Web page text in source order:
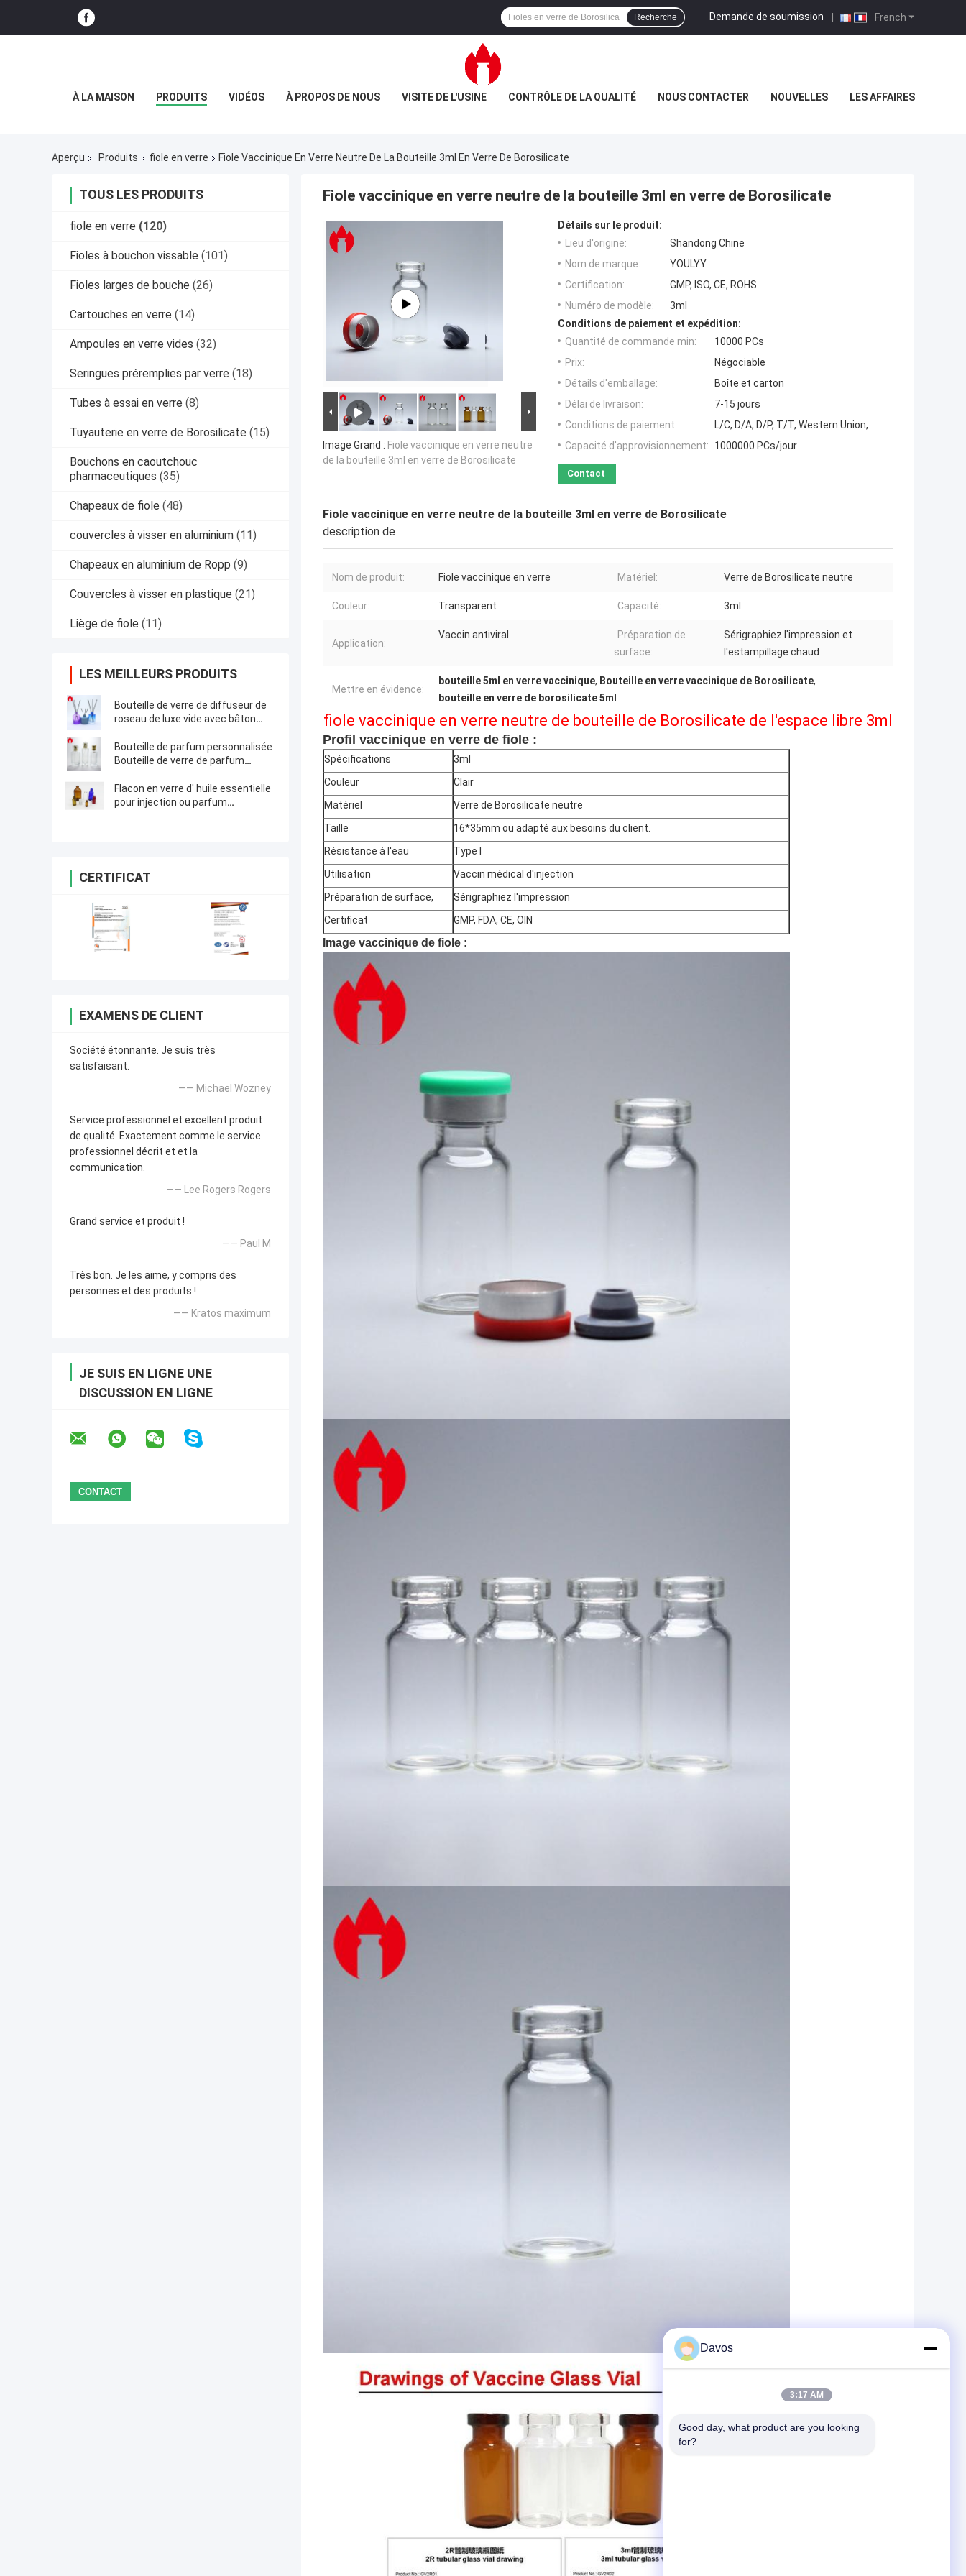
French
Demande de soumission |
Recherche
À LA MAISON PRODUITS VIDÉOS À PROPOS DE NOUS VISITE DE L'USINE CONTRÔLE DE LA QUALITÉ NOUS CONTACTER NOUVELLES LES AFFAIRES
Aperçu Produits fiole en verre Fiole Vaccinique En Verre Neutre De La Bouteille 3ml En Verre De Borosilicate
TOUS LES PRODUITS
fiole en verre (120)
Fioles à bouchon vissable (101)
Fioles larges de bouche (26)
Cartouches en verre (14)
Ampoules en verre vides (32)
Seringues préremplies par verre (18)
Tubes à essai en verre (8)
Tuyauterie en verre de Borosilicate (15)
Bouchons en caoutchouc
pharmaceutiques (35)
Chapeaux de fiole (48)
couvercles à visser en aluminium (11)
Chapeaux en aluminium de Ropp (9)
Couvercles à visser en plastique (21)
Liège de fiole (11)
LES MEILLEURS PRODUITS
Bouteille de verre de diffuseur de
roseau de luxe vide avec bâton
Bouteille de parfum personnalisée
Bouteille de verre de parfum
Flacon en verre d' huile essentielle
pour injection ou parfum
CERTIFICAT
EXAMENS DE CLIENT
Société étonnante. Je suis très
satisfaisant.
—— Michael Wozney
Service professionnel et excellent produit
de qualité. Exactement comme le service
professionnel décrit et et la
communication.
—— Lee Rogers Rogers
Grand service et produit !
—— Paul M
Très bon. Je les aime, y compris des
personnes et des produits !
—— Kratos maximum
JE SUIS EN LIGNE UNE
DISCUSSION EN LIGNE
Fiole vaccinique en verre neutre de la bouteille 3ml en verre de Borosilicate
Image Grand : Fiole vaccinique en verre neutre
de la bouteille 3ml en verre de Borosilicate
Détails sur le produit:
Lieu d'origine:
Shandong Chine
Nom de marque:
YOULYY
Certification:
GMP, ISO, CE, ROHS
Numéro de modèle:
3ml
Conditions de paiement et expédition:
Quantité de commande min:
10000 PCs
Prix:
Négociable
Détails d'emballage:
Boîte et carton
Délai de livraison:
7-15 jours
Conditions de paiement:
L/C, D/A, D/P, T/T, Western Union,
Capacité d'approvisionnement:
1000000 PCs/jour
Contact
Fiole vaccinique en verre neutre de la bouteille 3ml en verre de Borosilicate
description de
Nom de produit: Fiole vaccinique en verre Matériel: Verre de Borosilicate neutre
Couleur: Transparent Capacité: 3ml
Application:
Vaccin antiviral
Préparation de
surface:
Sérigraphiez l'impression et
l'estampillage chaud
Mettre en évidence:
bouteille 5ml en verre vaccinique, Bouteille en verre vaccinique de Borosilicate,
bouteille en verre de borosilicate 5ml
fiole vaccinique en verre neutre de bouteille de Borosilicate de l'espace libre 3ml
Profil vaccinique en verre de fiole :
Spécifications
3ml
Couleur
Clair
Matériel
Verre de Borosilicate neutre
Taille
16*35mm ou adapté aux besoins du client.
Résistance à l'eau
Type I
Utilisation
Vaccin médical d'injection
Préparation de surface,
Sérigraphiez l'impression
Certificat
GMP, FDA, CE, OIN
Image vaccinique de fiole :
Davos
3:17 AM
Good day, what product are you looking
for?